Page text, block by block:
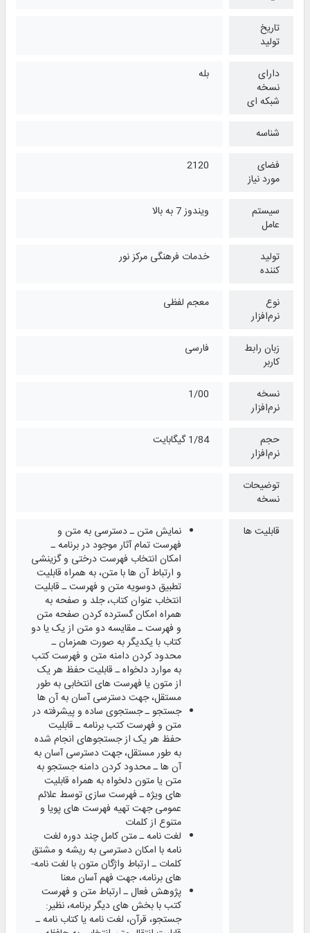
تاریخ
تولید
دارای
نسخه
شبکه ای
بله
شناسه
فضای
مورد نیاز
2120
سیستم
عامل
ویندوز 7 به بالا
تولید
کننده
خدمات فرهنگی مرکز نور
نوع
نرم‌افزار
معجم لفظی
زبان رابط
کاربر
فارسی
نسخه
نرم‌افزار
1/00
حجم
نرم‌افزار
1/84 گیگابایت
توضیحات
نسخه
قابلیت ها
نمایش متن ـ دسترسی به متن و
فهرست تمام آثار موجود در برنامه ـ
امکان انتخاب فهرست درختی و گزینشی
و ارتباط آن ها با متن، به همراه قابلیت
تطبیق دوسویه متن و فهرست ـ قابلیت
انتخاب عنوان کتاب، جلد و صفحه به
همراه امکان گسترده کردن صفحه متن
و فهرست ـ مقایسه دو متن از یک یا دو
کتاب با یکدیگر به صورت همزمان ـ
محدود کردن دامنه متن و فهرست کتب
به موارد دلخواه ـ قابلیت حفظ هر یک
از متون یا فهرست های انتخابی به طور
مستقل، جهت دسترسی ‌آسان به آن ها
جستجو ـ جستجوی ساده و پیشرفته در
متن و فهرست کتب برنامه ـ قابلیت
حفظ هر یک از جستجوهای انجام ‌شده
به طور مستقل، جهت دسترسی ‌آسان به
آن ها ـ محدود کردن دامنه جستجو به
متن یا متون دلخواه به همراه قابلیت
های ویژه ـ فهرست سازی توسط علائم
عمومی جهت تهیه فهرست های پویا و
متنوع از کلمات
لغت نامه ـ متن کامل چند دوره لغت
نامه با امکان دسترسی به ریشه و مشتق
کلمات ـ ارتباط واژگان متون با لغت نامه-
های برنامه، جهت فهم آسان معنا
پژوهش فعال ـ ارتباط متن و فهرست
کتب با بخش های دیگر برنامه، نظیر:
جستجو، قرآن، لغت نامه یا کتاب نامه ـ